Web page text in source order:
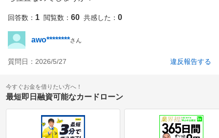
回答数： 1 閲覧数： 60 共感した： 0
awo********さん
質問日： 2026/5/27 違反報告する
今すぐお金を借りたい方へ！
最短即日融資可能なカードローン